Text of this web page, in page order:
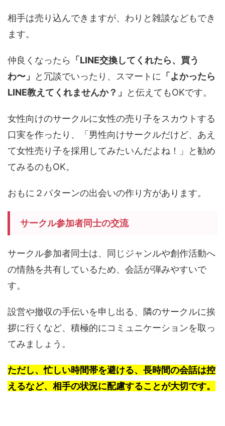
相手は売り込んできますが、わりと雑談などもでき
ます。
仲良くなったら
「LINE交換してくれたら、買う
わ〜」
と冗談でいったり、スマートに 「よかったら
LINE教えてくれませんか？」
と伝えてもOKです。
女性向けのサークルに女性の売り子をスカウトする
口実を作ったり、「男性向けサークルだけど、あえ
て女性売り子を採用してみたいんだよね！」と勧め
てみるのもOK。
おもに２パターンの出会いの作り方があります。
サークル参加者同士の交流
サークル参加者同士は、同じジャンルや創作活動へ
の情熱を共有しているため、会話が弾みやすいで
す。
設営や撤収の手伝いを申し出る、隣のサークルに挨
拶に行くなど、積極的にコミュニケーションを取っ
てみましょう。
ただし、忙しい時間帯を避ける、長時間の会話は控
えるなど、相手の状況に配慮することが大切です。